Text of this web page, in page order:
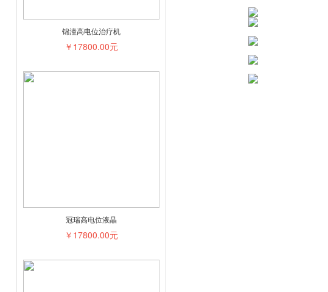
锦潼高电位治疗机
￥17800.00元
冠瑞高电位液晶
￥17800.00元